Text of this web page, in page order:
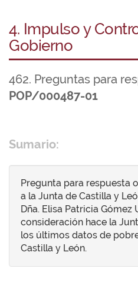
4. Impulso y
Gobierno
462. Preguntas para
POP/000487-01
Sumario:
Pregunta para respuesta
a la Junta de Castilla y
Dña. Elisa Patricia Gómez
consideración hace la
los últimos datos de
Castilla y León.